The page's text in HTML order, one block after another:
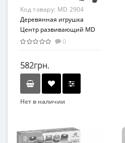
Код товару: MD 2904
Деревянная игрушка
Центр развивающий MD
2904 рыбалка, рамка
0
582грн.
Нет в наличии
Вид